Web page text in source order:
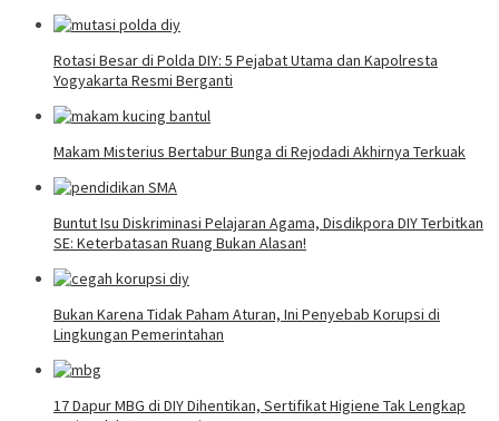
Rotasi Besar di Polda DIY: 5 Pejabat Utama dan Kapolresta
Yogyakarta Resmi Berganti
Makam Misterius Bertabur Bunga di Rejodadi Akhirnya Terkuak
Buntut Isu Diskriminasi Pelajaran Agama, Disdikpora DIY Terbitkan
SE: Keterbatasan Ruang Bukan Alasan!
Bukan Karena Tidak Paham Aturan, Ini Penyebab Korupsi di
Lingkungan Pemerintahan
17 Dapur MBG di DIY Dihentikan, Sertifikat Higiene Tak Lengkap